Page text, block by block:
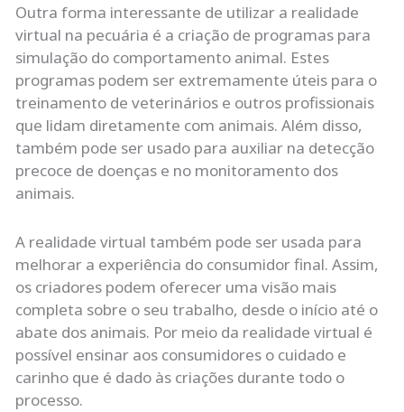
Outra forma interessante de utilizar a realidade
virtual na pecuária é a criação de programas para
simulação do comportamento animal. Estes
programas podem ser extremamente úteis para o
treinamento de veterinários e outros profissionais
que lidam diretamente com animais. Além disso,
também pode ser usado para auxiliar na detecção
precoce de doenças e no monitoramento dos
animais.
A realidade virtual também pode ser usada para
melhorar a experiência do consumidor final. Assim,
os criadores podem oferecer uma visão mais
completa sobre o seu trabalho, desde o início até o
abate dos animais. Por meio da realidade virtual é
possível ensinar aos consumidores o cuidado e
carinho que é dado às criações durante todo o
processo.